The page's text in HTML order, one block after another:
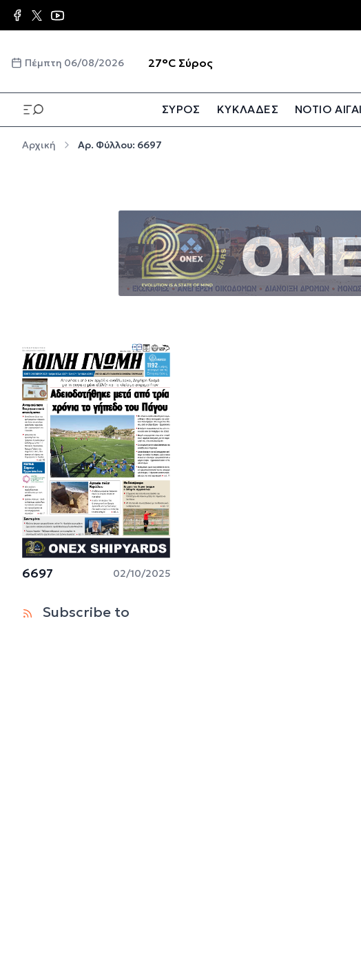
Παράκαμψη προς το κυρίως περιεχόμενο
Πέμπτη 06/08/2026 27°C Σύρος
ΣΥΡΟΣ ΚΥΚΛΑΔΕΣ ΝΟΤΙΟ
Αρχική Αρ. Φύλλου: 6697
6697 02/10/2025
Subscribe to